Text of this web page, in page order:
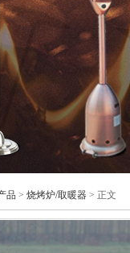
品 > 烧烤炉/取暖器 > 正文